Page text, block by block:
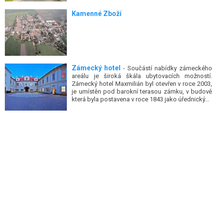
Kamenné Zboží
Zámecký hotel - Součástí nabídky zámeckého
areálu je široká škála ubytovacích možností.
Zámecký hotel Maxmilián byl otevřen v roce 2003,
je umístěn pod barokní terasou zámku, v budově
která byla postavena v roce 1843 jako úřednický...